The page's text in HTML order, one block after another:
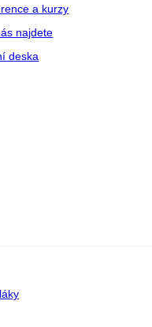
a kurzy
najdete
deska